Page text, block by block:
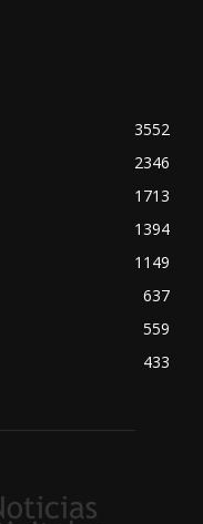
3552
2346
1713
1394
1149
637
559
433